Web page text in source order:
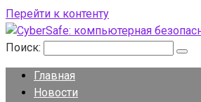
Перейти к контенту
Поиск:
Главная
Новости